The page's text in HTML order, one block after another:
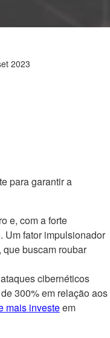
2023
para garantir a
e, com a forte
Um fator impulsionador
buscam roubar
cibernéticos
300% em relação aos
mais investeem